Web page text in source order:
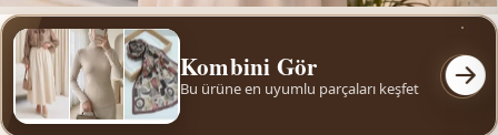
Kombini Gör
Bu ürüne en uyumlu parçaları keşfet